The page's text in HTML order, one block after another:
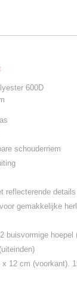
600D
schouderriem
reflecterende details
gemakkelijke
buisvormige hoepel
x 12 cm (voorkant).